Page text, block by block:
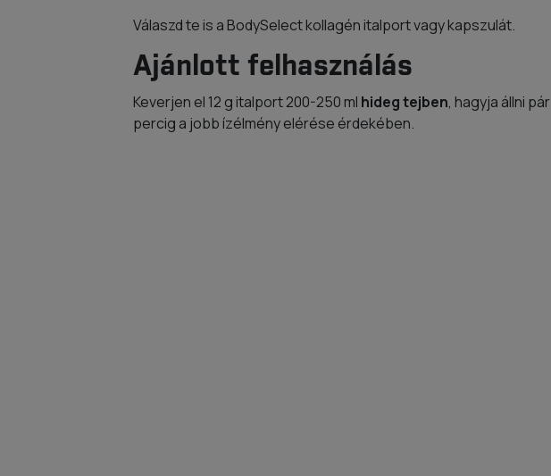
Válaszd te is a BodySelect kollagén italport vagy kapszulát.
Ajánlott felhasználás
Keverjen el 12 g italport 200-250 ml hideg tejben, hagyja állni pár
percig a jobb ízélmény elérése érdekében.